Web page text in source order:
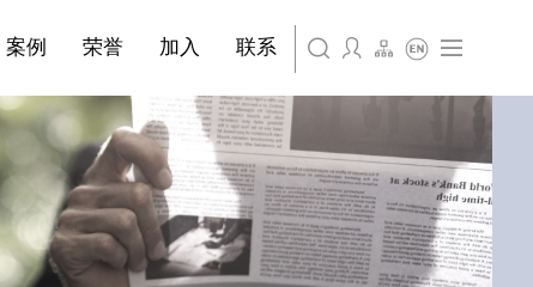
案例 荣誉
加入
联系
English